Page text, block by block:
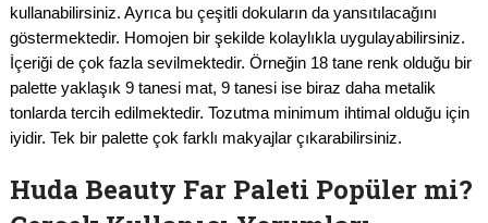
kullanabilirsiniz. Ayrıca bu çeşitli dokuların da yansıtılacağını
göstermektedir. Homojen bir şekilde kolaylıkla uygulayabilirsiniz.
İçeriği de çok fazla sevilmektedir. Örneğin 18 tane renk olduğu bir
palette yaklaşık 9 tanesi mat, 9 tanesi ise biraz daha metalik
tonlarda tercih edilmektedir. Tozutma minimum ihtimal olduğu için
iyidir. Tek bir palette çok farklı makyajlar çıkarabilirsiniz.
Huda Beauty Far Paleti Popüler mi?